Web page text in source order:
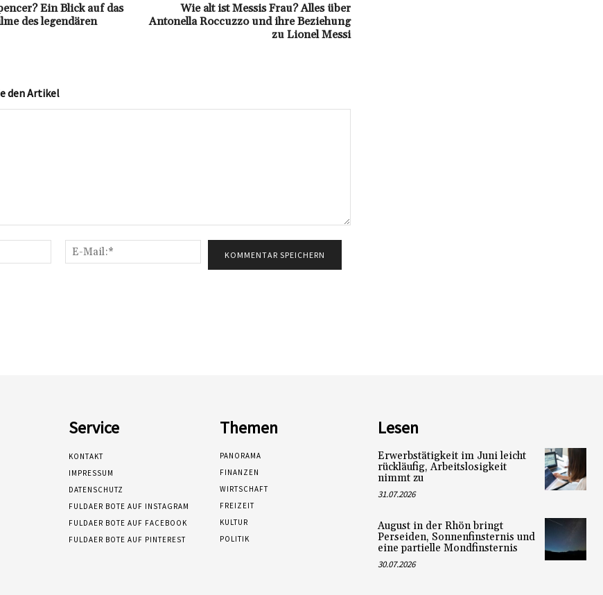
Ein Blick auf das
des legendären
Wie alt ist Messis Frau? Alles über
Antonella Roccuzzo und ihre Beziehung
zu Lionel Messi
den Artikel
Name:*
Mail:*
Service
KONTAKT
IMPRESSUM
DATENSCHUTZ
FULDAER BOTE AUF INSTAGRAM
FULDAER BOTE AUF FACEBOOK
FULDAER BOTE AUF PINTEREST
Themen
PANORAMA
FINANZEN
WIRTSCHAFT
FREIZEIT
KULTUR
POLITIK
Lesen
Erwerbstätigkeit im Juni leicht
rückläufig, Arbeitslosigkeit
nimmt zu
31.07.2026
August in der Rhön bringt
Perseiden, Sonnenfinsternis und
eine partielle Mondfinsternis
30.07.2026